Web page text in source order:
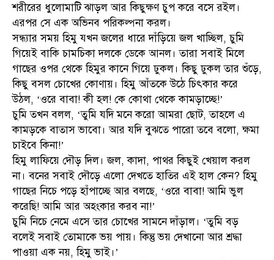
শরীরের ধুলোমাটি ঝাড়ল আর কিছুক্ষণ চুপ করে বসে রইল।
এরপর সে এক অভিনব পরিকল্পনা করল।
সন্ধ্যার সময় হিমু যখন জলের ধারে দাঁড়িয়ে জল খাচ্ছিল, চুমি
গিয়েই বাকি চামচিকা দলকে ডেকে আনল। তারা সবাই মিলে
গাছের ওপর থেকে হিমুর কানে গিয়ে ঢুকল। কিছু ঢুকল তার শুঁড়ে,
কিছু বসল চোখের কোণায়। হিমু আঁতকে উঠে চিৎকার করে
উঠল, ‘ওরে বাবা! কী হল! কে কোথা থেকে কামড়াচ্ছে!’
চুমি তখন বলল, ‘তুমি যদি মনে করো আমরা ছোট, তাহলে এ
কামড়কে বাতাস ভাবো। আর যদি বুঝতে পারো তবে বলো, ক্ষমা
চাইবে কিনা!’
হিমু লাফিয়ে দৌড় দিল। জল, কাদা, পাথর কিছুই খেয়াল করল
না। বনের সবাই দৌড়ে এলো দেখতে হাতির এই হাল কেন? হিমু
গাছের নিচে পড়ে হাঁপাচ্ছে আর বলছে, ‘ওরে বাবা! আমি ভুল
করেছি! আমি আর অহংকার করব না!’
চুমি নিচে নেমে এসে তার চোখের সামনে দাঁড়াল। ‘তুমি বড়
বলেই সবাই তোমাকে ভয় পায়। কিন্তু ভয় দেখানো আর শ্রদ্ধা
পাওয়া এক নয়, হিমু ভাই।’